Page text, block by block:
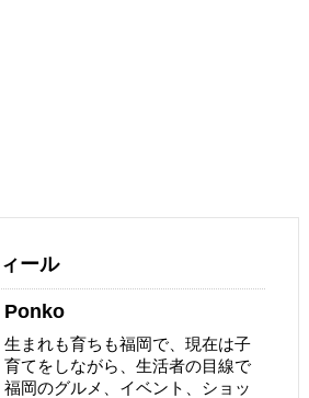
ール
Ponko
生まれも育ちも福岡で、現在は子
育てをしながら、生活者の目線で
福岡のグルメ、イベント、ショッ